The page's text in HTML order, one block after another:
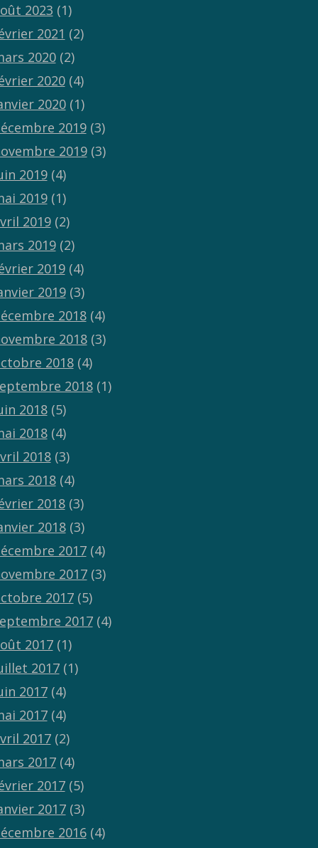
2023 (1)
2021 (2)
2020(2)
2020(4)
2020(1)
2019(3)
2019(3)
2019(4)
2019(1)
2019(2)
2019(2)
2019(4)
2019(3)
2018(4)
2018(3)
2018(4)
2018(1)
2018(5)
2018(4)
2018(3)
2018(4)
2018(3)
2018(3)
2017(4)
2017(3)
2017(5)
2017(4)
2017(1)
2017(1)
2017(4)
2017(4)
2017(2)
2017(4)
2017(5)
2017(3)
2016(4)